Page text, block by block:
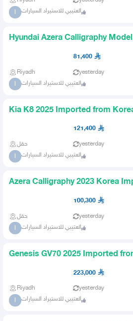
ا العتيبي للاستيراد السيارات
Hyundai Azera Calligraphy Model
2022 Imported from Korea
81,400
Riyadh yesterday
ا العتيبي للاستيراد السيارات
Kia K8 2025 Imported from Korea
121,400
حقل yesterday
ا العتيبي للاستيراد السيارات
Azera Calligraphy 2023 Korea Import
100,300
حقل yesterday
ا العتيبي للاستيراد السيارات
Genesis GV70 2025 Imported from
223,000
Riyadh yesterday
ا العتيبي للاستيراد السيارات